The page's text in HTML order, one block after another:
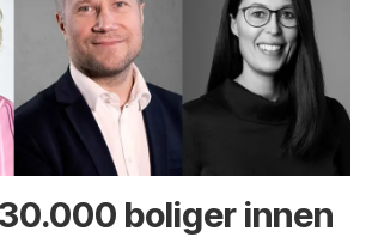
boliger innen